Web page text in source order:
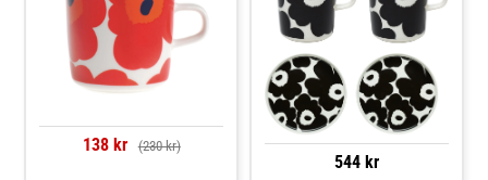
138 kr (230 kr)
544 kr